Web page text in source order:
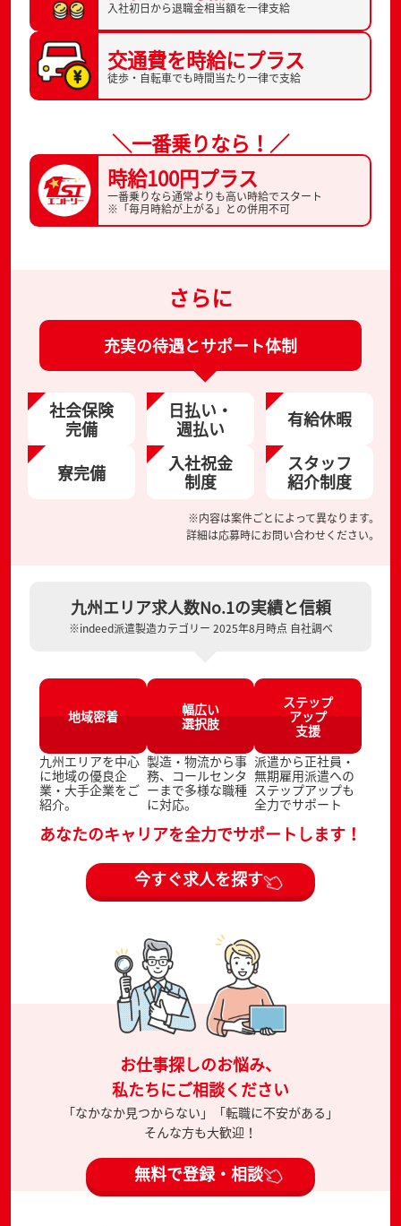
入社初日から退職金相当額を一律支給
交通費を時給にプラス
徒歩・自転車でも時間当たり一律で支給
＼一番乗りなら！／
時給100円プラス
一番乗りなら通常よりも高い時給でスタート
※「毎月時給が上がる」との併用不可
さらに
充実の待遇とサポート体制
社会保険
完備
日払い・
週払い 有給休暇
寮完備 入社祝金
制度
スタッフ
紹介制度
※内容は案件ごとによって異なります。
詳細は応募時にお問い合わせください。
九州エリア求人数No.1の実績と信頼
※indeed派遣製造カテゴリー 2025年8月時点 自社調べ
地域密着
九州エリアを中心
に地域の優良企
業・大手企業をご
紹介。
幅広い
選択肢
製造・物流から事
務、コールセンタ
ーまで多様な職種
に対応。
ステップ
アップ
支援
派遣から正社員・
無期雇用派遣への
ステップアップも
全力でサポート
あなたのキャリアを全力でサポートします！
今すぐ求人を探す
お仕事探しのお悩み、
私たちにご相談ください
「なかなか見つからない」「転職に不安がある」
そんな方も大歓迎！
無料で登録・相談